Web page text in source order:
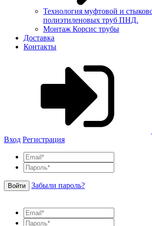
Технология муфтовой и
полиэтиленовых труб ПНД.
Монтаж Корсис трубы
Доставка
Контакты
Вход Регистрация
Войти Забыли пароль?